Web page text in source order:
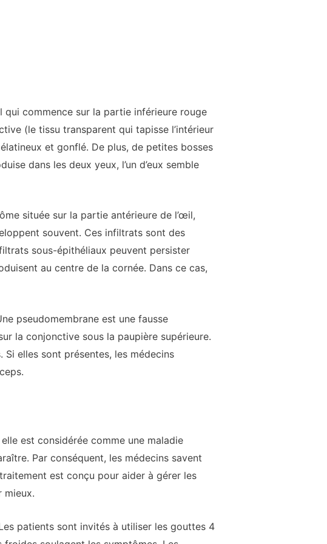
qui commence sur la partie inférieure rouge
(le tissu transparent qui tapisse l’intérieur
et gonflé. De plus, de petites bosses
dans les deux yeux, l’un d’eux semble
située sur la partie antérieure de l’œil,
souvent. Ces infiltrats sont des
sous-épithéliaux peuvent persister
au centre de la cornée. Dans ce cas,
pseudomembrane est une fausse
la conjonctive sous la paupière supérieure.
elles sont présentes, les médecins
est considérée comme une maladie
Par conséquent, les médecins savent
est conçu pour aider à gérer les
mieux.
patients sont invités à utiliser les gouttes 4